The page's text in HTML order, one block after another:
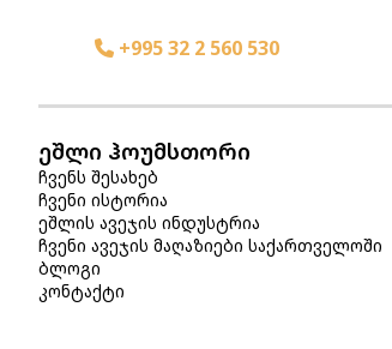
+995 32 2 560 530
ეშლი ჰოუმსთორი
ჩვენს შესახებ
ჩვენი ისტორია
ეშლის ავეჯის ინდუსტრია
ჩვენი ავეჯის მაღაზიები საქართველოში
ბლოგი
კონტაქტი